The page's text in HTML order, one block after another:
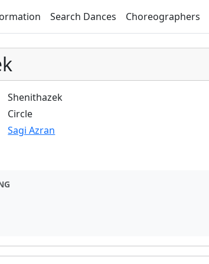
Search Dances Choreographers
Shenithazek
Circle
Sagi Azran